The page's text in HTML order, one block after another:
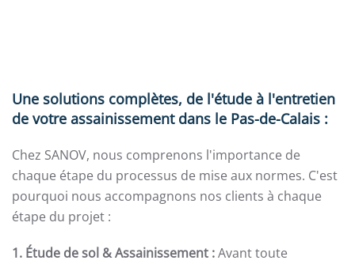
Une solutions complètes, de l'étude à l'entretien
de votre assainissement dans le Pas-de-Calais :
Chez SANOV, nous comprenons l'importance de
chaque étape du processus de mise aux normes. C'est
pourquoi nous accompagnons nos clients à chaque
étape du projet :
1. Étude de sol & Assainissement :Avant toute